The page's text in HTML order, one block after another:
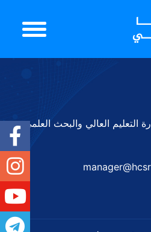
التعليم العالي والبحث العلمي